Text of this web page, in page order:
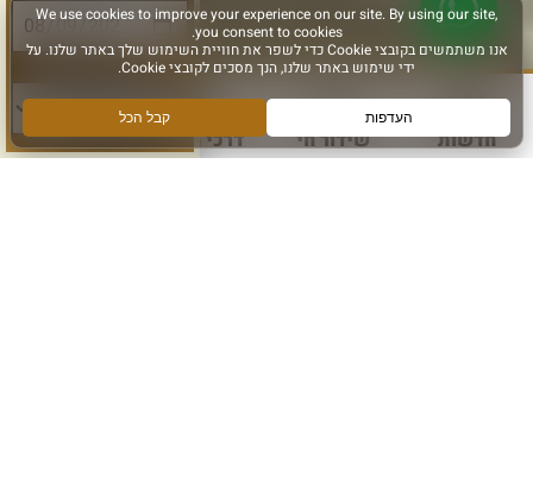
חדשות שידור חי דרכי הגעה עוד
סוג פעילות: